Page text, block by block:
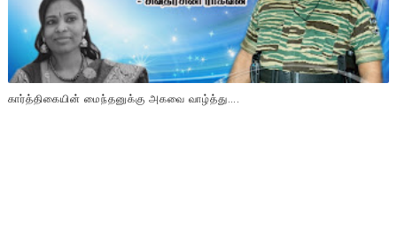
கார்த்திகையின் மைந்தனுக்கு அகவை வாழ்த்து….